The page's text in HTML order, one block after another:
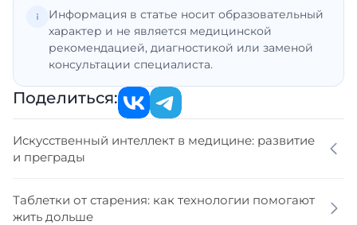
Информация в статье носит образовательный
характер и не является медицинской
рекомендацией, диагностикой или заменой
консультации специалиста.
Поделиться:
Искусственный интеллект в медицине: развитие
и преграды
Таблетки от старения: как технологии помогают
жить дольше